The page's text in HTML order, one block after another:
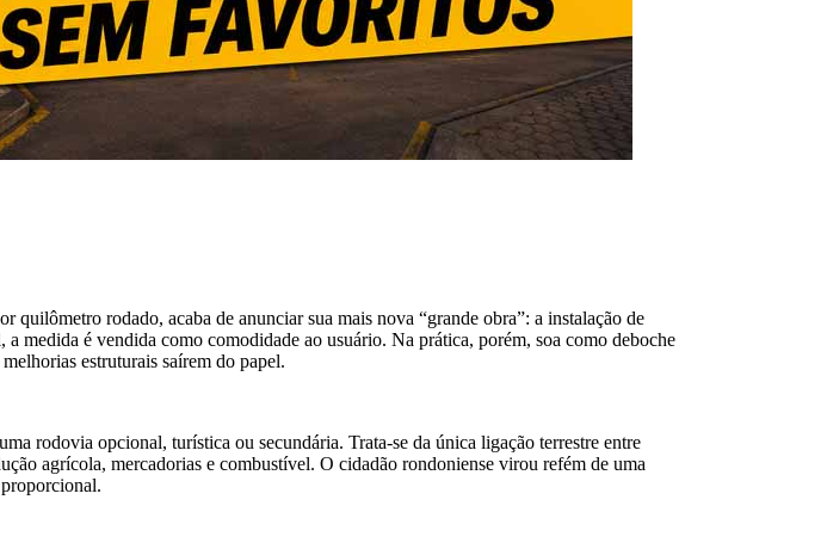
rodado, acaba de anunciar sua mais nova “grande obra”: a instalação de
medida é vendida como comodidade ao usuário. Na prática, porém, soa como deboche
estruturais saírem do papel.
rodovia opcional, turística ou secundária. Trata-se da única ligação terrestre entre
agrícola, mercadorias e combustível. O cidadão rondoniense virou refém de uma